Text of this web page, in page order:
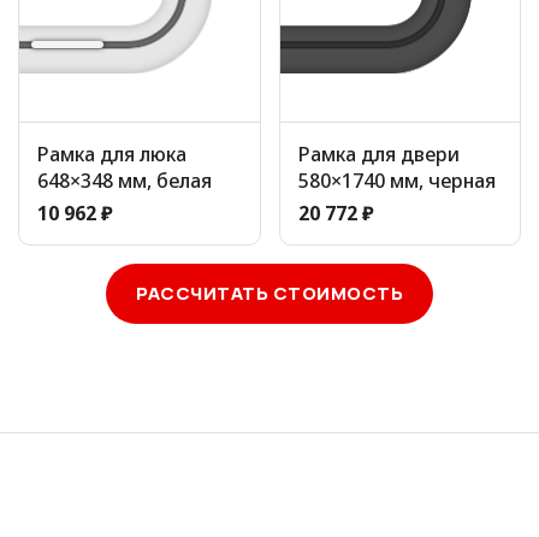
Рамка для люка
648×348 мм, белая
10 962 ₽
Рамка для двери
580×1740 мм, черная
20 772 ₽
РАССЧИТАТЬ СТОИМОСТЬ